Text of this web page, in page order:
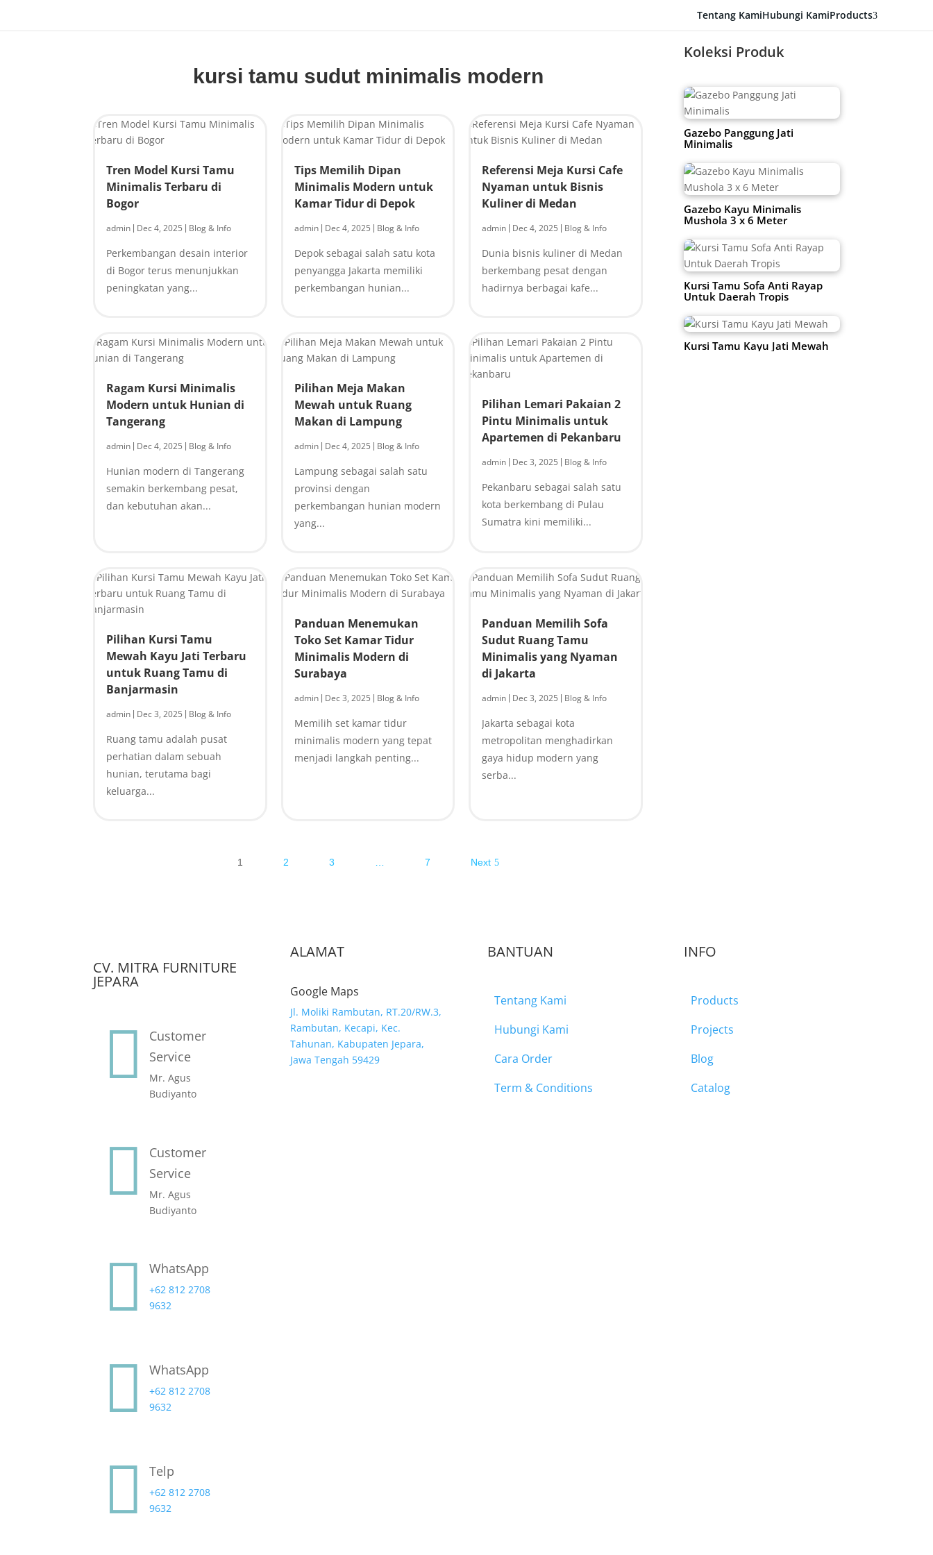
Tentang KamiHubungi KamiProducts3
kursi tamu sudut minimalis modern
Tren Model Kursi Tamu
Minimalis Terbaru di
Bogor
admin Dec 4, 2025 Blog & Info
Perkembangan desain interior
di Bogor terus menunjukkan
peningkatan yang...
Tips Memilih Dipan
Minimalis Modern untuk
Kamar Tidur di Depok
admin Dec 4, 2025 Blog & Info
Depok sebagai salah satu kota
penyangga Jakarta memiliki
perkembangan hunian...
Referensi Meja Kursi Cafe
Nyaman untuk Bisnis
Kuliner di Medan
admin Dec 4, 2025 Blog & Info
Dunia bisnis kuliner di Medan
berkembang pesat dengan
hadirnya berbagai kafe...
Ragam Kursi Minimalis
Modern untuk Hunian di
Tangerang
admin Dec 4, 2025 Blog & Info
Hunian modern di Tangerang
semakin berkembang pesat,
dan kebutuhan akan...
Pilihan Meja Makan
Mewah untuk Ruang
Makan di Lampung
admin Dec 4, 2025 Blog & Info
Lampung sebagai salah satu
provinsi dengan
perkembangan hunian modern
yang...
Pilihan Lemari Pakaian 2
Pintu Minimalis untuk
Apartemen di Pekanbaru
admin Dec 3, 2025 Blog & Info
Pekanbaru sebagai salah satu
kota berkembang di Pulau
Sumatra kini memiliki...
Pilihan Kursi Tamu
Mewah Kayu Jati Terbaru
untuk Ruang Tamu di
Banjarmasin
admin Dec 3, 2025 Blog & Info
Ruang tamu adalah pusat
perhatian dalam sebuah
hunian, terutama bagi
keluarga...
Panduan Menemukan
Toko Set Kamar Tidur
Minimalis Modern di
Surabaya
admin Dec 3, 2025 Blog & Info
Memilih set kamar tidur
minimalis modern yang tepat
menjadi langkah penting...
Panduan Memilih Sofa
Sudut Ruang Tamu
Minimalis yang Nyaman
di Jakarta
admin Dec 3, 2025 Blog & Info
Jakarta sebagai kota
metropolitan menghadirkan
gaya hidup modern yang
serba...
1 2 3 7 Next
Koleksi Produk
Gazebo Panggung Jati
Minimalis
Gazebo Kayu Minimalis
Mushola 3 x 6 Meter
Kursi Tamu Sofa Anti Rayap
Untuk Daerah Tropis
Kursi Tamu Kayu Jati Mewah
CV. MITRA FURNITURE
JEPARA

Customer
Service
Mr. Agus
Budiyanto

Customer
Service
Mr. Agus
Budiyanto
 WhatsApp
+62 812 2708
9632
 WhatsApp
+62 812 2708
9632
 Telp
+62 812 2708
9632
ALAMAT
Google Maps
Jl. Moliki Rambutan, RT.20/RW.3,
Rambutan, Kecapi, Kec.
Tahunan, Kabupaten Jepara,
Jawa Tengah 59429
BANTUAN
Tentang Kami
Hubungi Kami
Cara Order
Term & Conditions
INFO
Products
Projects
Blog
Catalog